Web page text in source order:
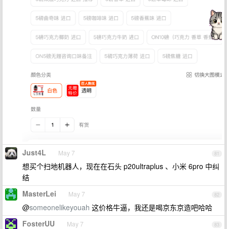
81
Just4L May 7
想买个扫地机器人，现在在石头 p20ultraplus 、小米 6pro 中纠
结
82
MasterLei May 7
@someonelikeyouah 这价格牛逼，我还是喝京东京造吧哈哈
83
FosterUU May 7